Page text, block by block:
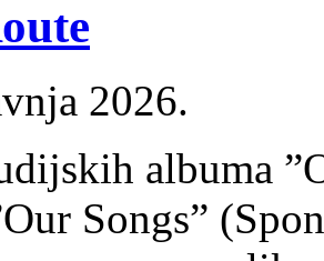
2026.
albuma
Songs”